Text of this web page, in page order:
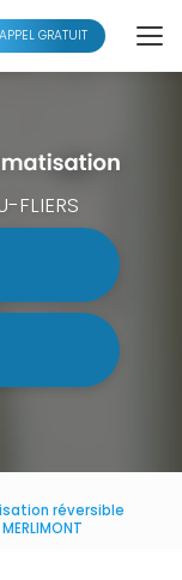
GRATUIT
FLIERS
réversible